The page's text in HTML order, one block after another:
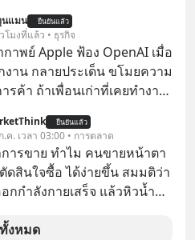
กำลังแห่ไล่ราคาอย่างบ้าคลั่ง
ากประวัติศาสตร์ 500 ปี บอก
? ระเบียบโลกกำลังจะเปลี่ยน
ศทางไหน? และเราควรรับมือ
อนที่ทุกอย่างจะสายเกินไป?
ลึกบทวิเคราะห์และข้อคิดการ
กันได้ใน EP. นี้
รเงินการ
นแมน ยืนยันแล้ว
โมงที่แล้ว • ธุรกิจ
าพย์ Apple ฟ้อง OpenAI เมื่อ
าน กลายประเด็น ขโมยความ
รค้า ถ้าเพื่อนเก่าที่เคยทำงาน
เคยทำไว้ ตอนยังอยู่บริษัท
ยืนยันแล้ว
.ค. เวลา 03:00 • การตลาด
ารขาย ทำไม คนขายหน้าตา
ดสินใจซื้อ ได้ง่ายขึ้น สมมติว่า
อกกำลังกายเสร็จ แล้วหิวน้ำ
เหมือนกันทุกอย่าง
งหมด